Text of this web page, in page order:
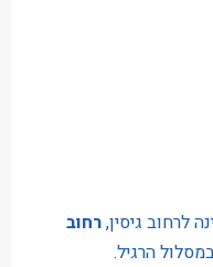
לרחוב גיסין,רחוב
הרגיל.